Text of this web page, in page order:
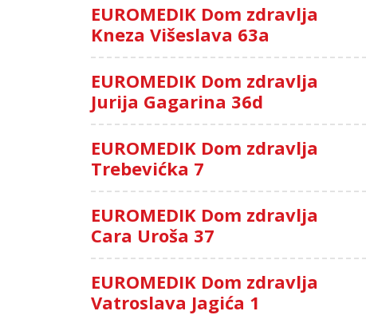
EUROMEDIK Dom zdravlja
Kneza Višeslava 63a
EUROMEDIK Dom zdravlja
Jurija Gagarina 36d
EUROMEDIK Dom zdravlja
Trebevićka 7
EUROMEDIK Dom zdravlja
Cara Uroša 37
EUROMEDIK Dom zdravlja
Vatroslava Jagića 1